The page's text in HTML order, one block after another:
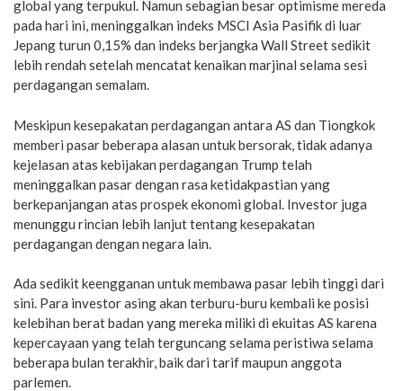
global yang terpukul. Namun sebagian besar optimisme mereda
pada hari ini, meninggalkan indeks MSCI Asia Pasifik di luar
Jepang turun 0,15% dan indeks berjangka Wall Street sedikit
lebih rendah setelah mencatat kenaikan marjinal selama sesi
perdagangan semalam.
Meskipun kesepakatan perdagangan antara AS dan Tiongkok
memberi pasar beberapa alasan untuk bersorak, tidak adanya
kejelasan atas kebijakan perdagangan Trump telah
meninggalkan pasar dengan rasa ketidakpastian yang
berkepanjangan atas prospek ekonomi global. Investor juga
menunggu rincian lebih lanjut tentang kesepakatan
perdagangan dengan negara lain.
Ada sedikit keengganan untuk membawa pasar lebih tinggi dari
sini. Para investor asing akan terburu-buru kembali ke posisi
kelebihan berat badan yang mereka miliki di ekuitas AS karena
kepercayaan yang telah terguncang selama peristiwa selama
beberapa bulan terakhir, baik dari tarif maupun anggota
parlemen.